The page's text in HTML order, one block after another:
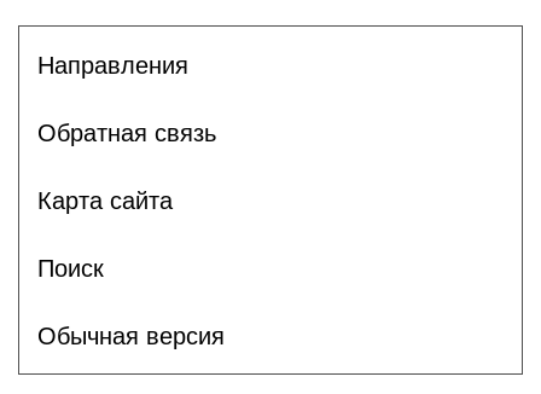
Направления
Обратная связь
Карта сайта
Поиск
Обычная версия